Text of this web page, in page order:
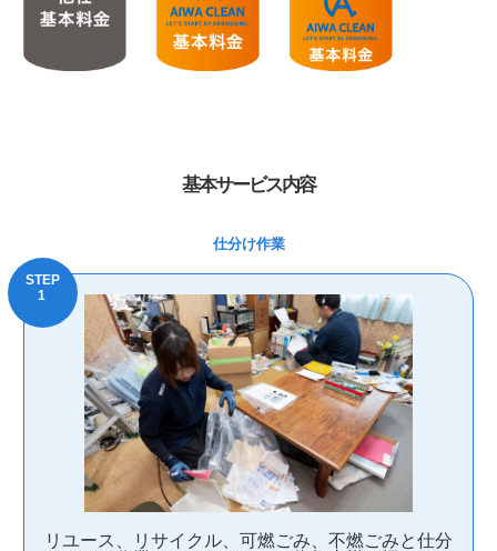
基本サービス内容
仕分け作業
リユース、リサイクル、可燃ごみ、不燃ごみと仕分